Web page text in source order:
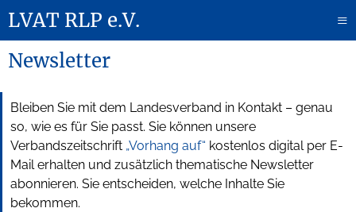
LVAT RLP e.V.
≡
Newsletter
Bleiben Sie mit dem Landesverband in Kontakt – genau
so, wie es für Sie passt. Sie können unsere
Verbandszeitschrift „Vorhang auf“ kostenlos digital per E-
Mail erhalten und zusätzlich thematische Newsletter
abonnieren. Sie entscheiden, welche Inhalte Sie
bekommen.